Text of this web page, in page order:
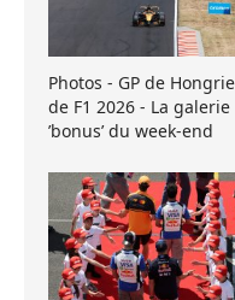
Photos - GP de Hongrie
de F1 2026 - La galerie
’bonus’ du week-end